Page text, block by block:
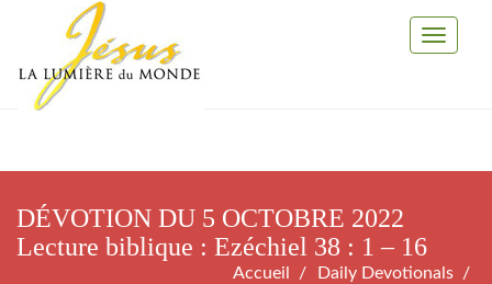
Toggle
DÉVOTION DU 5 OCTOBRE 2022
Lecture biblique : Ezéchiel 38 : 1 – 16
Accueil
Daily Devotionals